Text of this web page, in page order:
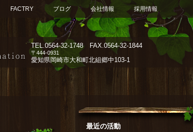
TEL.0564-32-1748 FAX.0564-32-1844
〒444-0931
愛知県岡崎市大和町北組郷中103-1
FACTRY ブログ 会社情報 採用情報
最近の活動